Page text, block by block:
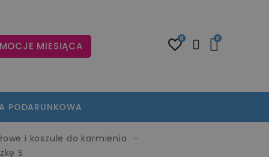
MIESIĄCA
0 0
PODARUNKOWA
i koszule do karmienia
S